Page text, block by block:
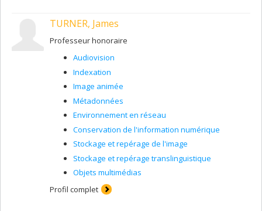
TURNER, James
Professeur honoraire
Audiovision
Indexation
Image animée
Métadonnées
Environnement en réseau
Conservation de l'information numérique
Stockage et repérage de l'image
Stockage et repérage translinguistique
Objets multimédias
Profil complet